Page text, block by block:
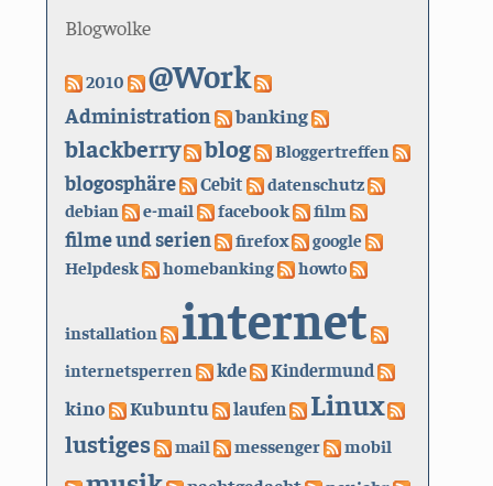
Blogwolke
2010 @Work
Administration banking
blackberry blog Bloggertreffen
blogosphäre Cebit datenschutz
debian e-mail facebook film
filme und serien firefox
google
Helpdesk
homebanking howto
installation internet
internetsperren kde Kindermund
kino Kubuntu laufen Linux
lustiges mail messenger mobil